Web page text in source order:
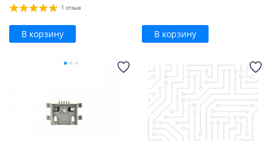
1 отзыв
В корзину В корзину